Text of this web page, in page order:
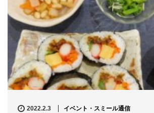
2022.2.3 イベント・スミール通信